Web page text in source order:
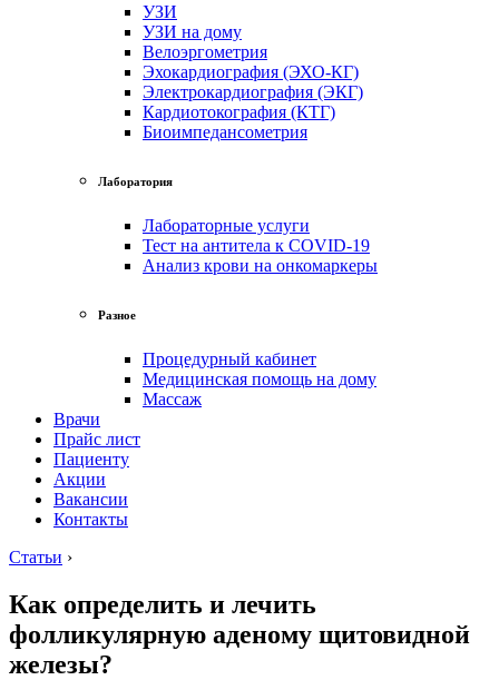
УЗИ
УЗИ на дому
Велоэргометрия
Эхокардиография (ЭХО-КГ)
Электрокардиография (ЭКГ)
Кардиотокография (КТГ)
Биоимпедансометрия
Лаборатория
Лабораторные услуги
Тест на антитела к COVID-19
Анализ крови на онкомаркеры
Разное
Процедурный кабинет
Медицинская помощь на дому
Массаж
Врачи
Прайс лист
Пациенту
Акции
Вакансии
Контакты
Статьи ›
Как определить и лечить
фолликулярную аденому щитовидной
железы?